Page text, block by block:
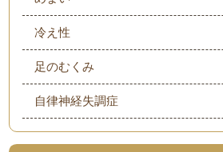
冷え性
足のむくみ
自律神経失調症